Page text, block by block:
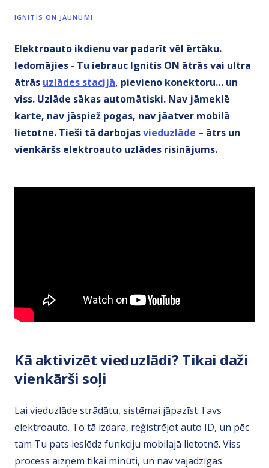
IGNITIS ON JAUNUMI
Elektroauto ikdienu var padarīt vēl ērtāku.
Iedomājies - Tu iebrauc Ignitis ON ātrās vai ultra
ātrās uzlādes stacijā, pievieno konektoru… un
viss. Uzlāde sākas automātiski. Nav jāmeklē
karte, nav jāspiež pogas, nav jāatver mobilā
lietotne. Tieši tā darbojasvieduzlāde – ātrs un
vienkāršs elektroauto uzlādes risinājums.
Kā aktivizēt vieduzlādi? Tikai daži
vienkārši soļi
Lai vieduzlāde strādātu, sistēmai jāpazīst Tavs
elektroauto. To tā izdara, reģistrējot auto ID, un pēc
tam Tu pats ieslēdz funkciju mobilajā lietotnē. Viss
process aizņem tikai minūti, un nav vajadzīgas